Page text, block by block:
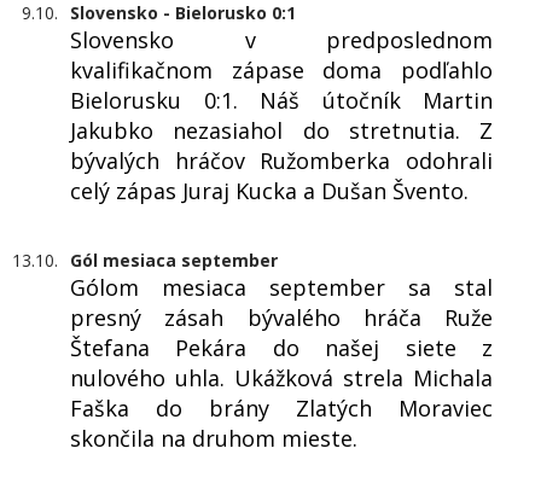
9.10. Slovensko - Bielorusko 0:1
Slovensko v predposlednom
kvalifikačnom zápase doma podľahlo
Bielorusku 0:1. Náš útočník Martin
Jakubko nezasiahol do stretnutia. Z
bývalých hráčov Ružomberka odohrali
celý zápas Juraj Kucka a Dušan Švento.
13.10. Gól mesiaca september
Gólom mesiaca september sa stal
presný zásah bývalého hráča Ruže
Štefana Pekára do našej siete z
nulového uhla. Ukážková strela Michala
Faška do brány Zlatých Moraviec
skončila na druhom mieste.